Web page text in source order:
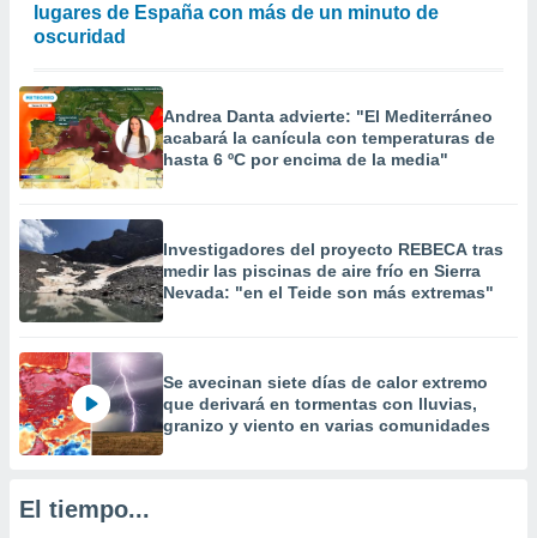
un
datos
perfiles
crear un
la
contenido
medir el
de la
el
de
lugares de España con más de un minuto de
oscuridad
Andrea Danta advierte: "El Mediterráneo
acabará la canícula con temperaturas de
hasta 6 ºC por encima de la media"
Investigadores del proyecto REBECA tras
medir las piscinas de aire frío en Sierra
Nevada: "en el Teide son más extremas"
Se avecinan siete días de calor extremo
que derivará en tormentas con lluvias,
granizo y viento en varias comunidades
El tiempo...